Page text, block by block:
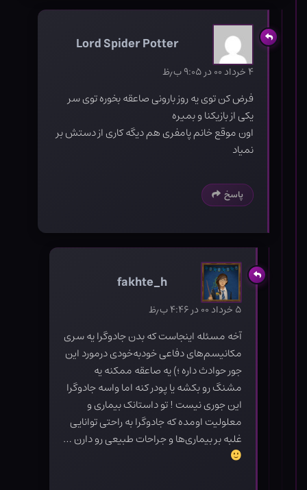
Lord Spider Potter
۴ خرداد ۰۰ در ۹:۰۵ ب٫ظ
فرض کن توی یه روز بارونی صاعقه بخوره توی سر
یکی از بازیکنا و بمیره
اون موقع خانم پامفری هم دیگه کاری از دستش بر
نمیاد
پاسخ
fakhte_h
۵ خرداد ۰۰ در ۴:۴۶ ب٫ظ
آخه مسئله اینجاست که بدن جادوگرا یه سری
مکانیسم‌های دفاعی خودبه‌خودی درمورد این
جور حوادث داره ؛) یه صاعقه ممکنه یه
مشنگ رو بکشه یا پودر کنه اما واسه جادوگرا
این جوری نیست ! تو داستانک بیماری و
معلولیت اومده که جادوگرا به راحتی توانایی
غلبه بر بیماری‌ها و جراحات طبیعی رو دارن …